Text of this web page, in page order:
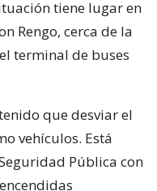
tiene lugar en
Rengo, cerca de la
terminal de buses
que desviar el
vehículos. Está
Pública con